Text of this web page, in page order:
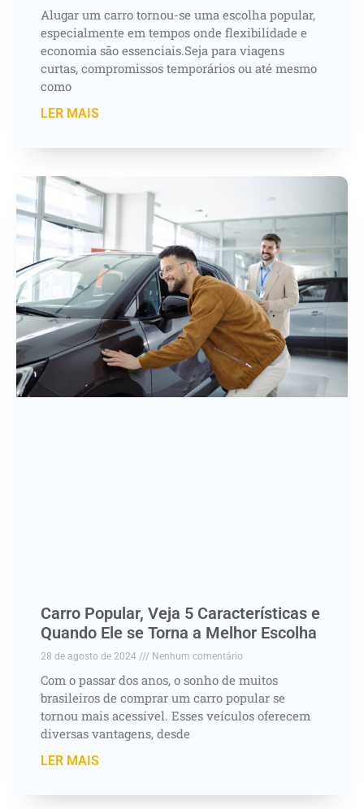
Alugar um carro tornou-se uma escolha popular,
especialmente em tempos onde flexibilidade e
economia são essenciais.Seja para viagens
curtas, compromissos temporários ou até mesmo
como
LER MAIS
Carro Popular, Veja 5 Características e
Quando Ele se Torna a Melhor Escolha
28 de agosto de 2024 Nenhum comentário
Com o passar dos anos, o sonho de muitos
brasileiros de comprar um carro popular se
tornou mais acessível. Esses veículos oferecem
diversas vantagens, desde
LER MAIS